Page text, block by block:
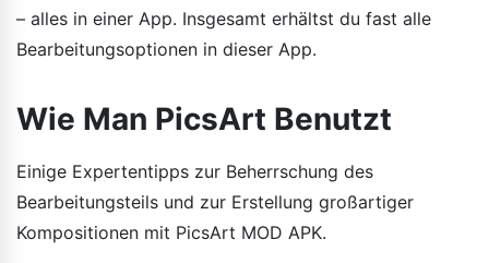
– alles in einer App. Insgesamt erhältst du fast alle
Bearbeitungsoptionen in dieser App.
Wie Man PicsArt Benutzt
Einige Expertentipps zur Beherrschung des
Bearbeitungsteils und zur Erstellung großartiger
Kompositionen mit PicsArt MOD APK.